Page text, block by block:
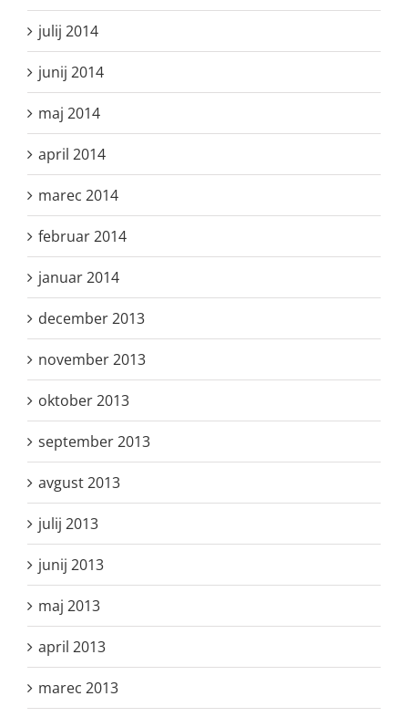
julij 2014
junij 2014
maj 2014
april 2014
marec 2014
februar 2014
januar 2014
december 2013
november 2013
oktober 2013
september 2013
avgust 2013
julij 2013
junij 2013
maj 2013
april 2013
marec 2013